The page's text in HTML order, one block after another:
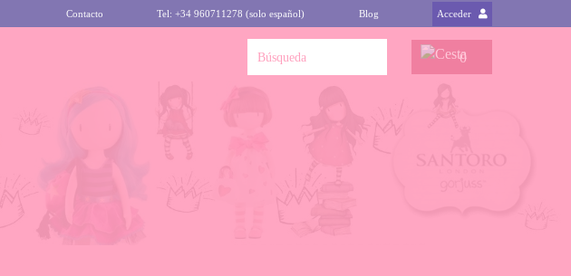
Contacto Tel: +34 960711278 (solo español) Blog Acceder
0